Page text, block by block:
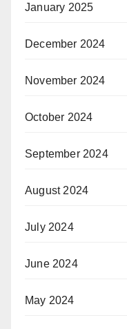
January 2025
December 2024
November 2024
October 2024
September 2024
August 2024
July 2024
June 2024
May 2024